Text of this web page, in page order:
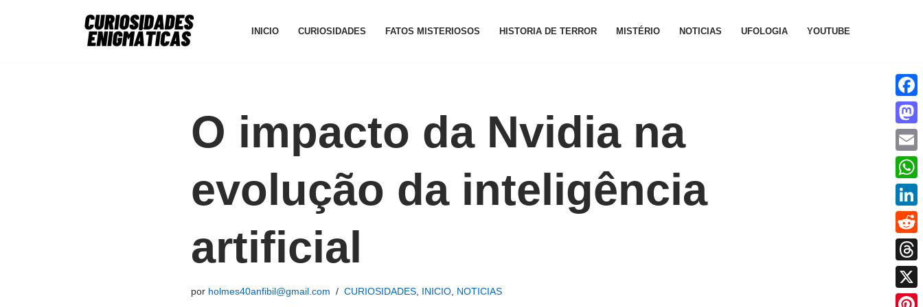
INICIO CURIOSIDADES FATOS MISTERIOSOS HISTORIA DE TERROR MISTÉRIO NOTICIAS UFOLOGIA YOUTUBE
O impacto da Nvidia na
evolução da inteligência
artificial
por holmes40anfibil@gmail.com CURIOSIDADES, INICIO, NOTICIAS
Email
X